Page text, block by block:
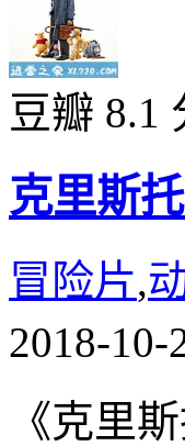
豆瓣 8.1
克里斯
冒险片,
2018-10-
《克里